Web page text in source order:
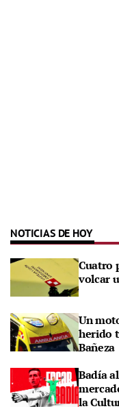
NOTICIAS DE HOY
Cuatro
volcar
Un
herido
Bañeza
Badía
la